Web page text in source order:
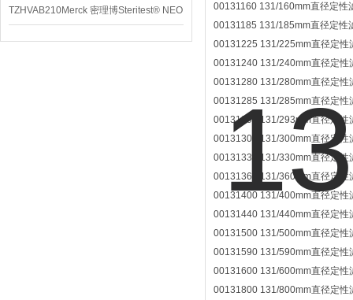
TZHVAB210Merck 密理博Steritest® NEO
设备
00131160 131/160mm直径定性
00131185 131/185mm直径定性
00131225 131/225mm直径定性
00131240 131/240mm直径定性
00131280 131/280mm直径定性
00131285 131/285mm直径定性
00131293 131/293mm直径定性
00131300 131/300mm直径定性
00131330 131/330mm直径定性
00131360 131/360mm直径定性
00131400 131/400mm直径定性
00131440 131/440mm直径定性
00131500 131/500mm直径定性
00131590 131/590mm直径定性
00131600 131/600mm直径定性
00131800 131/800mm直径定性